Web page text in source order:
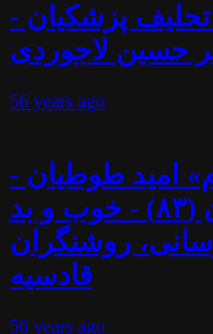
تحلیف پزشکیان -
حسین لاجوردی
56 years ago
امید طوطیان -
تلاوت آیاتی از منجلاب قرآن (۸۳) - خوب و بد
روشنگران
قادسیه
56 years ago